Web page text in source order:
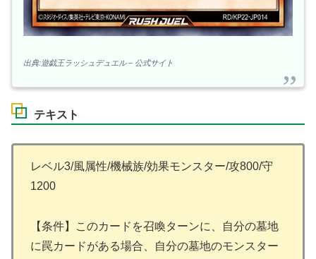
出典:遊戯王ラッシュデュエル – 公式サイト
テキスト
レベル3/風属性/機械族/効果モンスター/攻800/守
1200
【条件】このカードを召喚ターンに、自分の墓地
に罠カードがある場合、自分の墓地のモンスター